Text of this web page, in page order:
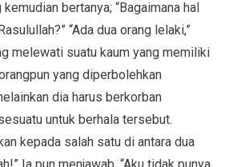
bertanya; “Bagaimana hal
“Ada dua orang lelaki,”
melewati suatu kaum yang memiliki
yang diperbolehkan
dia harus berkorban
untuk berhala tersebut.
kepada salah satu di antara dua